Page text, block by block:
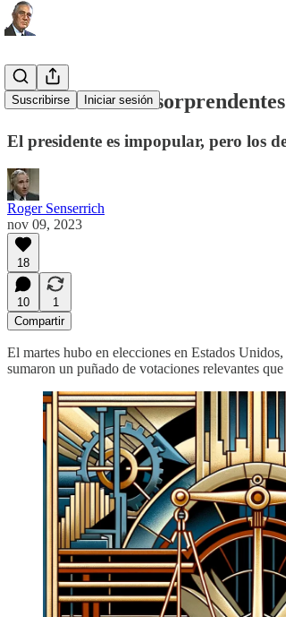
Suscribirse Iniciar sesión
Unas elecciones sorprendentes
El presidente es impopular, pero los
Roger Senserrich
nov 09, 2023
18
10
1
Compartir
El martes hubo en elecciones en Estados
sumaron un puñado de votaciones relevantes que